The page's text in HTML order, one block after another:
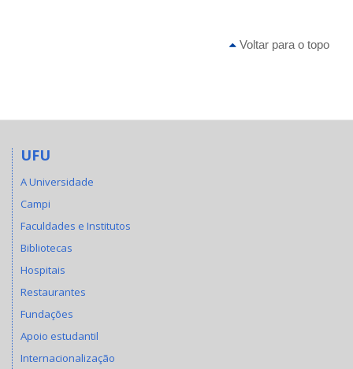
Voltar para o topo
UFU
A Universidade
Campi
Faculdades e Institutos
Bibliotecas
Hospitais
Restaurantes
Fundações
Apoio estudantil
Internacionalização